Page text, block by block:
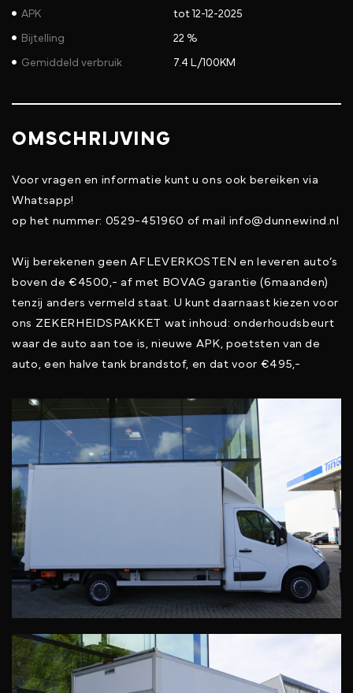
APK tot 12-12-2025
Bijtelling 22 %
Gemiddeld verbruik 7.4 L/100KM
OMSCHRIJVING
Voor vragen en informatie kunt u ons ook bereiken via
Whatsapp!
op het nummer: 0529-451960 of mail info@dunnewind.nl
Wij berekenen geen AFLEVERKOSTEN en leveren auto’s
boven de €4500,- af met BOVAG garantie (6maanden)
tenzij anders vermeld staat. U kunt daarnaast kiezen voor
ons ZEKERHEIDSPAKKET wat inhoud: onderhoudsbeurt
waar de auto aan toe is, nieuwe APK, poetsten van de
auto, een halve tank brandstof, en dat voor €495,-